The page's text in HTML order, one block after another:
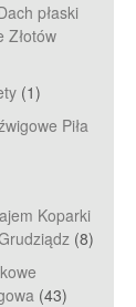
płaski
Złotów
(1)
Piła
Koparki
(8)
(43)